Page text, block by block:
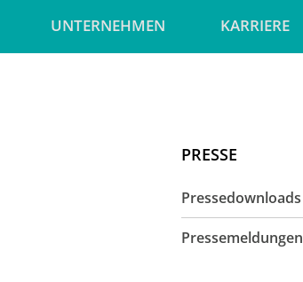
UNTERNEHMEN KARRIERE
PRESSE
Pressedownloads
Pressemeldungen